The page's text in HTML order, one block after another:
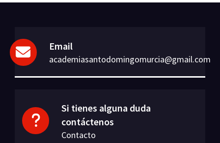
Email
academiasantodomingomurcia@gmail.com
Si tienes alguna duda
contáctenos
Contacto